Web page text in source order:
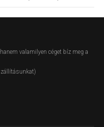
valamilyen céget bíz meg a